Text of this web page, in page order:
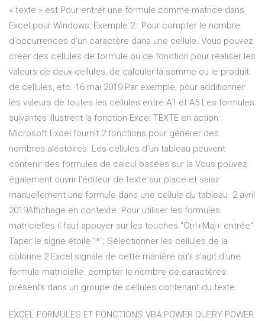
« texte » est Pour entrer une formule comme matrice dans
Excel pour Windows, Exemple 2 : Pour compter le nombre
d'occurrences d'un caractère dans une cellule. Vous pouvez
créer des cellules de formule ou de fonction pour réaliser les
valeurs de deux cellules, de calculer la somme ou le produit
de cellules, etc. 16 mai 2019 Par exemple, pour additionner
les valeurs de toutes les cellules entre A1 et A5 Les formules
suivantes illustrent la fonction Excel TEXTE en action :
Microsoft Excel fournit 2 fonctions pour générer des
nombres aléatoires. Les cellules d'un tableau peuvent
contenir des formules de calcul basées sur la Vous pouvez
également ouvrir l'éditeur de texte sur place et saisir
manuellement une formule dans une cellule du tableau. 2 avril
2019Affichage en contexte. Pour utiliser les formules
matricielles il faut appuyer sur les touches "Ctrl+Maj+ entrée"
Taper le signe étoile "*"; Sélectionner les cellules de la
colonne 2 Excel signale de cette manière qu'il s'agit d'une
formule matricielle. compter le nombre de caractères
présents dans un groupe de cellules contenant du texte.
EXCEL FORMULES ET FONCTIONS VBA POWER QUERY POWER